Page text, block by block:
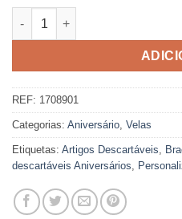
Quantidade de Velas Glitter Azul
REF: 1708901
Categorias: Aniversário, Velas
Etiquetas: Artigos Descartáveis,
descartáveis Aniversários,